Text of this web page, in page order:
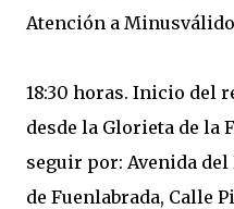
Atención a
18:30 horas. Inicio del
desde la Glorieta de la
seguir por: Avenida del
de Fuenlabrada, Calle